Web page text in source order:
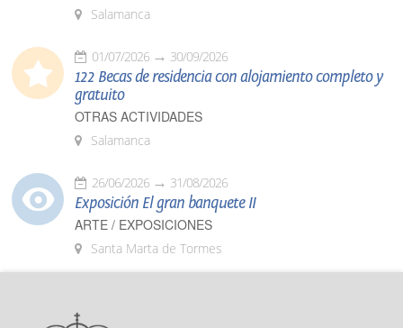
Salamanca
01/07/2026 30/09/2026
122 Becas de residencia con alojamiento completo y
gratuito
OTRAS ACTIVIDADES
Salamanca
26/06/2026 31/08/2026
Exposición El gran banquete II
ARTE / EXPOSICIONES
Santa Marta de Tormes